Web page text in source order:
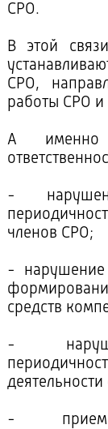
СРО.
В этой
СРО,
работы СРО и
А именно
-
членов СРО;
- нарушение
средств
-
- прием